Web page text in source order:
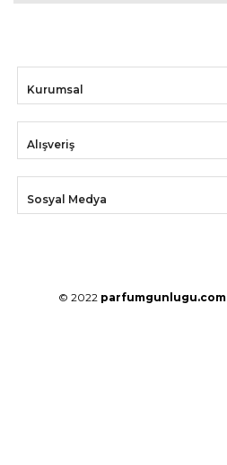
Kurumsal
Alışveriş
Sosyal Medya
© 2022 parfumgunlugu.com